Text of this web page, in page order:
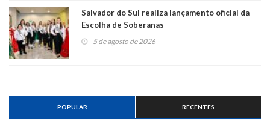
Salvador do Sul realiza lançamento oficial da
Escolha de Soberanas
5 de agosto de 2026
POPULAR RECENTES